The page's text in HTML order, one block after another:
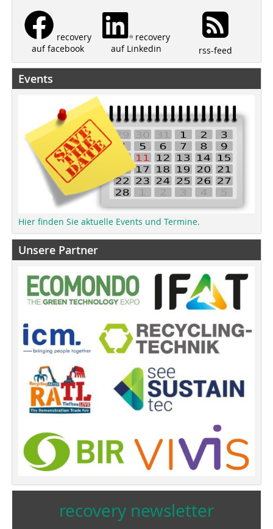
recovery
auf facebook
recovery
auf Linkedin
rss-feed
Events
Hier finden Sie aktuelle Events und Termine.
Unsere Partner
recovery newsletter